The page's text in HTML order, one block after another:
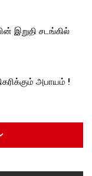
இறுதி சடங்கில்
அபாயம் !